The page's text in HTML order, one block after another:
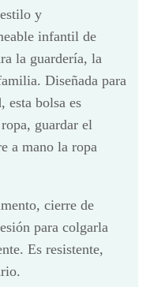
y
infantil de
la guardería, la
Diseñada para
esta bolsa es
guardar el
a mano la ropa
cierre de
para colgarla
Es resistente,